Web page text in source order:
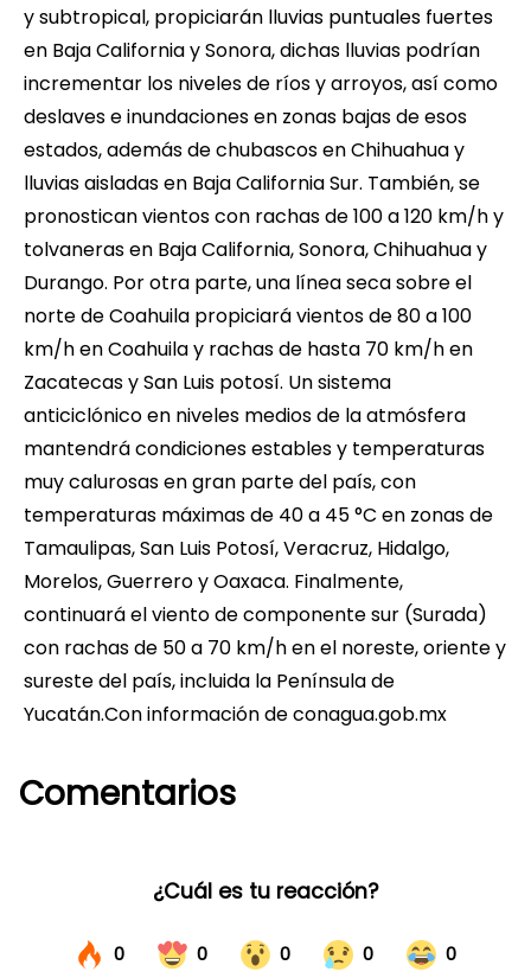
y subtropical, propiciarán lluvias puntuales fuertes
en Baja California y Sonora, dichas lluvias podrían
incrementar los niveles de ríos y arroyos, así como
deslaves e inundaciones en zonas bajas de esos
estados, además de chubascos en Chihuahua y
lluvias aisladas en Baja California Sur. También, se
pronostican vientos con rachas de 100 a 120 km/h y
tolvaneras en Baja California, Sonora, Chihuahua y
Durango. Por otra parte, una línea seca sobre el
norte de Coahuila propiciará vientos de 80 a 100
km/h en Coahuila y rachas de hasta 70 km/h en
Zacatecas y San Luis potosí. Un sistema
anticiclónico en niveles medios de la atmósfera
mantendrá condiciones estables y temperaturas
muy calurosas en gran parte del país, con
temperaturas máximas de 40 a 45 °C en zonas de
Tamaulipas, San Luis Potosí, Veracruz, Hidalgo,
Morelos, Guerrero y Oaxaca. Finalmente,
continuará el viento de componente sur (Surada)
con rachas de 50 a 70 km/h en el noreste, oriente y
sureste del país, incluida la Península de
Yucatán.Con información de conagua.gob.mx
Comentarios